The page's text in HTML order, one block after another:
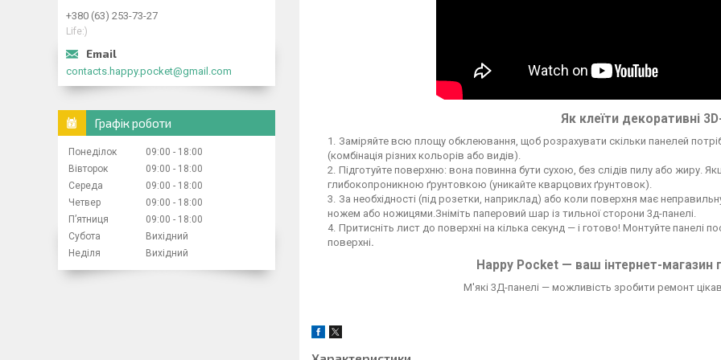
Як клеїти декоративні
Заміряйте всю площу обклеювання, щоб розрахувати скільки панелей
(комбінація різних кольорів або видів).
Підготуйте поверхню: вона повинна бути сухою, без слідів пилу або жиру.
глибокопроникною ґрунтовкою (уникайте кварцових ґрунтовок).
За необхідності (під розетки, наприклад) або коли поверхня має
ножем або ножицями.Зніміть паперовий шар із тильної сторони 3д-панелі.
Притисніть лист до поверхні на кілька секунд — і готово! Монтуйте панелі
поверхні.
Happy Pocket — ваш інтернет-магазин
М'які 3Д-панелі — можливість зробити ремонт
+380 (63) 253-73-27
Life:)
contacts.happy.pocket@gmail.com
Графік роботи
Понеділок 09:00
18:00
Вівторок
09:00
18:00
Середа
09:00
18:00
Четвер
09:00
18:00
Пʼятниця
09:00
18:00
Субота
Вихідний
Неділя
Вихідний